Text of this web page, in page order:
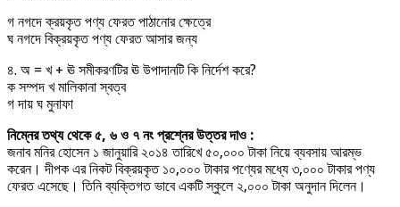
গ নগদে ক্রয়কৃত পণ্য ফেরত পাঠানোর ক্ষেত্রে
ঘ নগদে বিক্রয়কৃত পণ্য ফেরত আসার জন্য
৪. অ = খ + ঊ সমীকরণটির ঊ উপাদানটি কি নির্দেশ করে?
ক সম্পদ খ মালিকানা স্বত্ব
গ দায় ঘ মুনাফা
নিম্নের তথ্য থেকে ৫, ৬ ও ৭ নং প্রশ্নের উত্তর দাও :
জনাব মনির হোসেন ১ জানুয়ারি ২০১৪ তারিখে ৫০,০০০ টাকা নিয়ে ব্যবসায় আরম্ভ
করেন। দীপক এর নিকট বিক্রয়কৃত ১০,০০০ টাকার পণ্যের মধ্যে ৩,০০০ টাকার পণ্য
ফেরত এসেছে। তিনি ব্যক্তিগত ভাবে একটি স্কুলে ২,০০০ টাকা অনুদান দিলেন।